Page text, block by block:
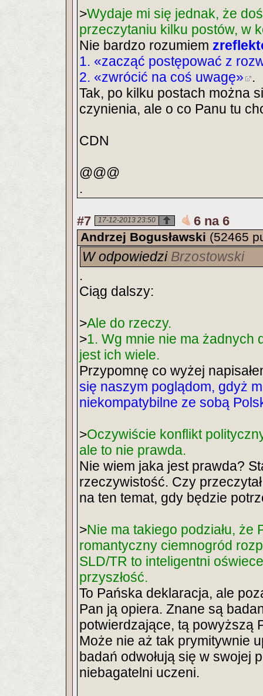
>Wydaje mi się jednak, że
przeczytaniu kilku postów, w
Nie bardzo rozumiem
1. «zacząć postępować z
2. «zwrócić na coś uwagę»
.
Tak, po kilku postach można
czynienia, ale o co Panu tu
CDN
@@@
.
#7 17-12-2013 23:50
6 na 6
Andrzej Bogusławski (52465
W odpowiedzi Brzostowski
.
Ciąg dalszy:
>Ale do rzeczy.
>1. Wg mnie nie ma żadnych
jest ich wiele.
Przypomnę co wyżej
się naszym poglądom, gdyż
niekompatybilne ze sobą
>Oczywiście konflikt
ale to nie prawda.
Nie wiem jaka jest prawda?
rzeczywistość. Czy
na ten temat, gdy będzie
>Nie ma takiego podziału, że
romantyczny ciemnogród
SLD/TR to inteligentni
przyszłość.
To Pańska deklaracja, ale
Pan ją opiera. Znane są
potwierdzające, tą powyższą
Może nie aż tak prymitywnie
badań odwołują się w swojej
niebagatelni uczeni.